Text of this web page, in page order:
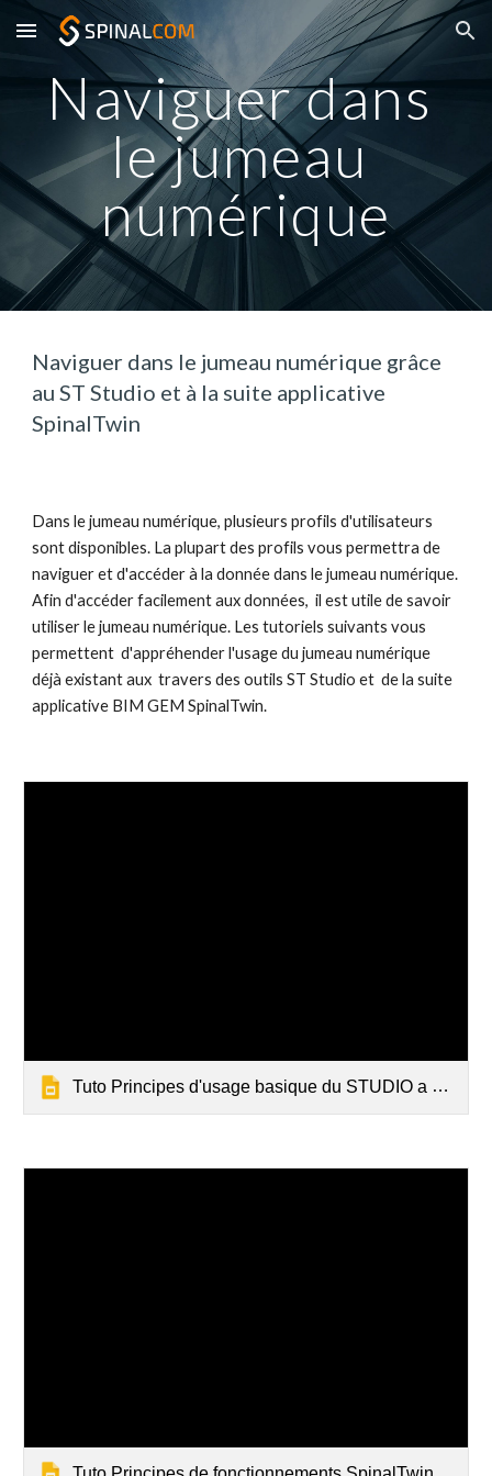
Skip to main content Skip to navigation
Naviguer dans
le jumeau
numérique
Naviguer dans le jumeau numérique grâce
au ST Studio et à la suite applicative
SpinalTwin
Dans le jumeau numérique, plusieurs profils d'utilisateurs
sont disponibles. La plupart des profils vous permettra de
Afin d'accéder facilement aux données,  il est utile de savoir
utiliser le jumeau numérique. Les tutoriels suivants vous
permettent  d'appréhender l'usage du jumeau numérique
déjà existant aux  travers des outils ST Studio et  de la suite
applicative BIM GEM SpinalTwin.
Tuto Principes d'usage basique du STUDIO a des fins de présentation